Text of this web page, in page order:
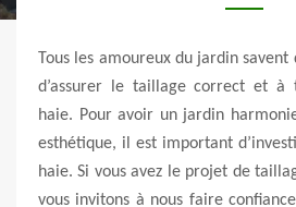
Tous les amoureux du jardin savent
d’assurer le taillage correct et à
haie. Pour avoir un jardin
esthétique, il est important
haie. Si vous avez le projet de
vous invitons à nous faire